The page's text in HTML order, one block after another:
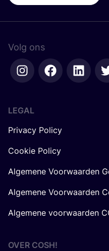
Volg ons
LEGAL
Privacy Policy
Cookie Policy
Algemene Voorwaarden
Algemene Voorwaarden
Algemene voorwaarden
OVER COSH!